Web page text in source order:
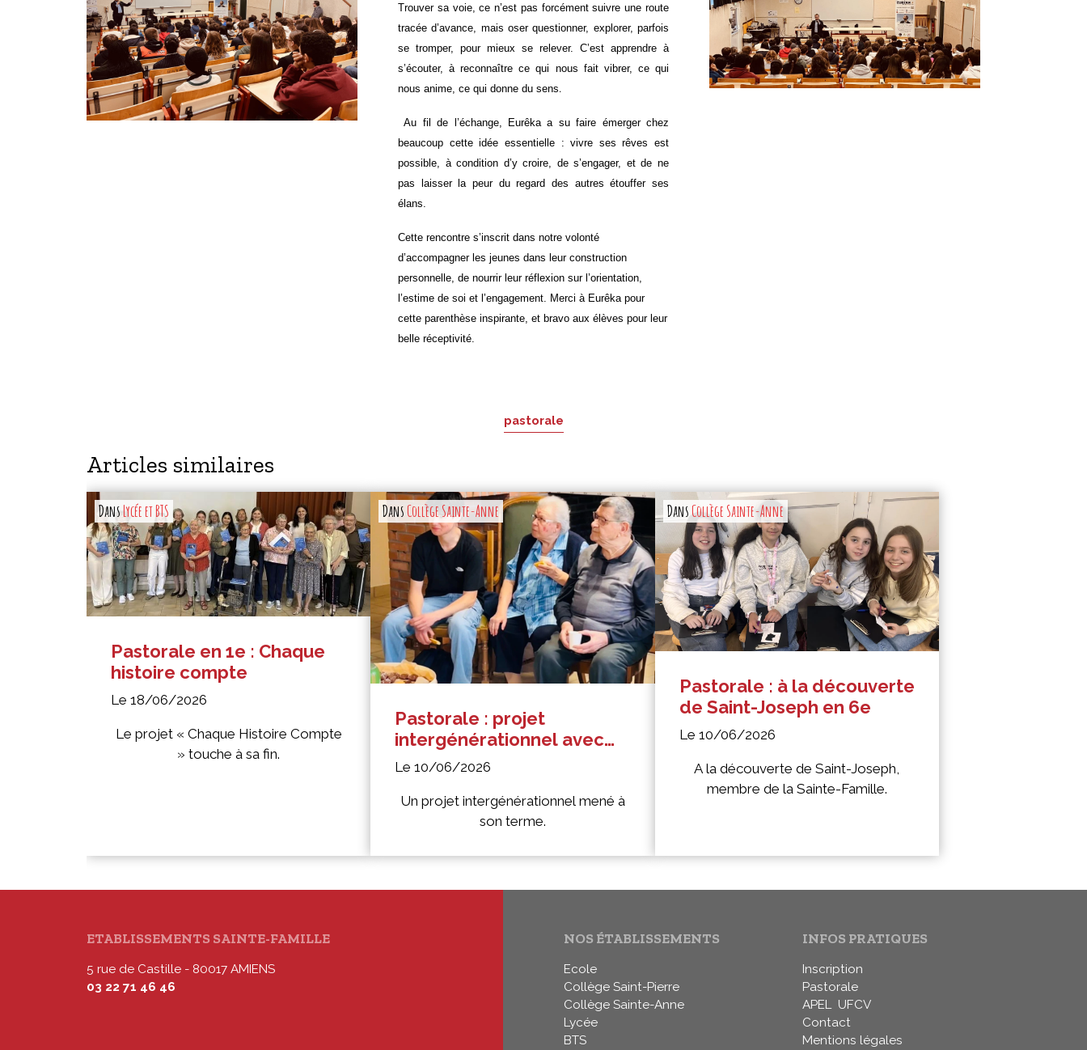
Trouver sa voie, ce n’est pas forcément suivre une route
tracée d’avance, mais oser questionner, explorer, parfois
se tromper, pour mieux se relever. C’est apprendre à
s’écouter, à reconnaître ce qui nous fait vibrer, ce qui
nous anime, ce qui donne du sens.
Au fil de l’échange, Eurêka a su faire émerger chez
beaucoup cette idée essentielle : vivre ses rêves est
possible, à condition d’y croire, de s’engager, et de ne
pas laisser la peur du regard des autres étouffer ses
élans.
Cette rencontre s’inscrit dans notre volonté
d’accompagner les jeunes dans leur construction
personnelle, de nourrir leur réflexion sur l’orientation,
l’estime de soi et l’engagement. Merci à Eurêka pour
cette parenthèse inspirante, et bravo aux élèves pour leur
belle réceptivité.
pastorale
Articles similaires
DansLycée et BTS
Pastorale en 1e : Chaque
histoire compte
Le 18/06/2026
Le projet « Chaque Histoire Compte
» touche à sa fin.
DansCollège Sainte-Anne
Pastorale : projet
intergénérationnel avec
les Petites Sœurs des
Le 10/06/2026
Un projet intergénérationnel mené à
son terme.
DansCollège Sainte-Anne
Pastorale : à la découverte
de Saint-Joseph en 6e
Le 10/06/2026
A la découverte de Saint-Joseph,
membre de la Sainte-Famille.
ETABLISSEMENTS SAINTE-FAMILLE
5 rue de Castille - 80017 AMIENS
03 22 71 46 46
NOS ÉTABLISSEMENTS
Ecole
Collège Saint-Pierre
Collège Sainte-Anne
Lycée
BTS
INFOS PRATIQUES
Inscription
Pastorale
APEL UFCV
Contact
Mentions légales